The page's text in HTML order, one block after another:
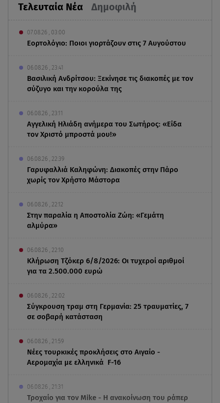
Τελευταία Νέα Δημοφιλή
07.08.26 , 03:00
Εορτολόγιο: Ποιοι γιορτάζουν στις 7 Αυγούστου
06.08.26 , 23:41
Βασιλική Ανδρίτσου: Ξεκίνησε τις διακοπές με τον
σύζυγο και την κορούλα της
06.08.26 , 23:11
Αγγελική Ηλιάδη ανήμερα του Σωτήρος: «Είδα
τον Χριστό μπροστά μου!»
06.08.26 , 22:39
Γαρυφαλλιά Καληφώνη: Διακοπές στην Πάρο
χωρίς τον Χρήστο Μάστορα
06.08.26 , 22:12
Στην παραλία η Αποστολία Ζώη: «Γεμάτη
αλμύρα»
06.08.26 , 22:10
Κλήρωση Τζόκερ 6/8/2026: Οι τυχεροί αριθμοί
για τα 2.500.000 ευρώ
06.08.26 , 22:02
Σύγκρουση τραμ στη Γερμανία: 25 τραυματίες, 7
σε σοβαρή κατάσταση
06.08.26 , 21:59
Νέες τουρκικές προκλήσεις στο Αιγαίο -
Αερομαχία με ελληνικά F-16
06.08.26 , 21:31
Τροχαίο για τον Mike - Η ανακοίνωση του ράπερ